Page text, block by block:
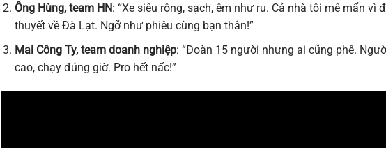
Ông Hùng, team HN: “Xe siêu rộng, sạch, êm như ru. Cả nhà tôi mê mẩn vì
thuyết về Đà Lạt. Ngỡ như phiêu cùng bạn thân!”
Mai Công Ty, team doanh nghiệp: “Đoàn 15 người nhưng ai cũng phê.
cao, chạy đúng giờ. Pro hết nấc!”